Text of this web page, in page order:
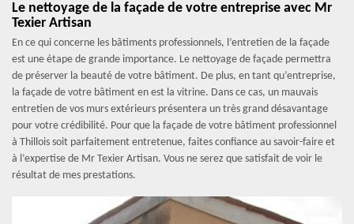
Le nettoyage de la façade de votre entreprise avec Mr
Texier Artisan
En ce qui concerne les bâtiments professionnels, l’entretien de la façade
est une étape de grande importance. Le nettoyage de façade permettra
de préserver la beauté de votre bâtiment. De plus, en tant qu’entreprise,
la façade de votre bâtiment en est la vitrine. Dans ce cas, un mauvais
entretien de vos murs extérieurs présentera un très grand désavantage
pour votre crédibilité. Pour que la façade de votre bâtiment professionnel
à Thillois soit parfaitement entretenue, faites confiance au savoir-faire et
à l’expertise de Mr Texier Artisan. Vous ne serez que satisfait de voir le
résultat de mes prestations.